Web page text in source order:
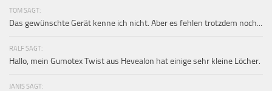
TOM SAGT:
Das gewünschte Gerät kenne ich nicht. Aber es fehlen trotzdem noch...
RALF SAGT:
Hallo, mein Gumotex Twist aus Hevealon hat einige sehr kleine Löcher.
JANIS SAGT: